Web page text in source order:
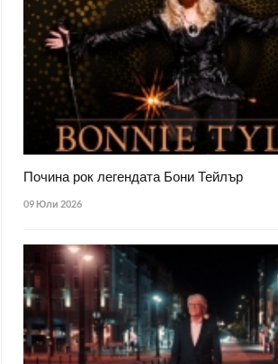
Почина рок легендата Бони Тейлър
09 Юли 2026